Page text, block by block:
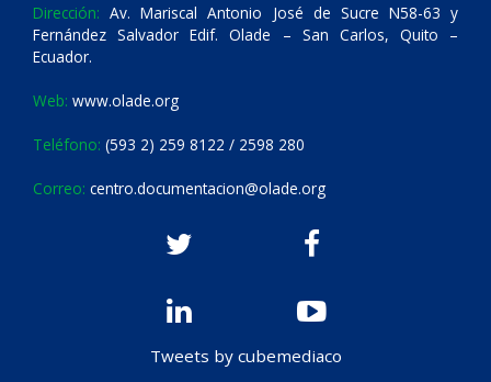
Dirección: Av. Mariscal Antonio José de Sucre N58-63 y
Fernández Salvador Edif. Olade – San Carlos, Quito –
Ecuador.
Web: www.olade.org
Teléfono: (593 2) 259 8122 / 2598 280
Correo: centro.documentacion@olade.org
Tweets by cubemediaco